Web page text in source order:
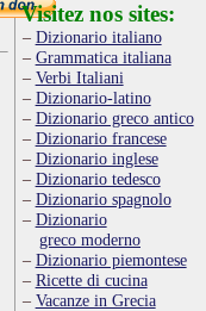
Visitez nos sites:
Dizionario italiano
Grammatica italiana
Verbi Italiani
Dizionario-latino
Dizionario greco antico
Dizionario francese
Dizionario inglese
Dizionario tedesco
Dizionario spagnolo
Dizionario
greco moderno
Dizionario piemontese
Ricette di cucina
Vacanze in Grecia